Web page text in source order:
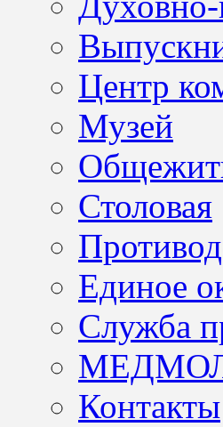
Центр
Музей
Столовая
Единое
Служба
Контакты